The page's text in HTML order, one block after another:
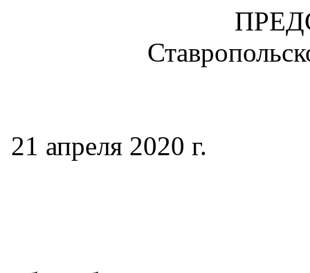
21 апреля